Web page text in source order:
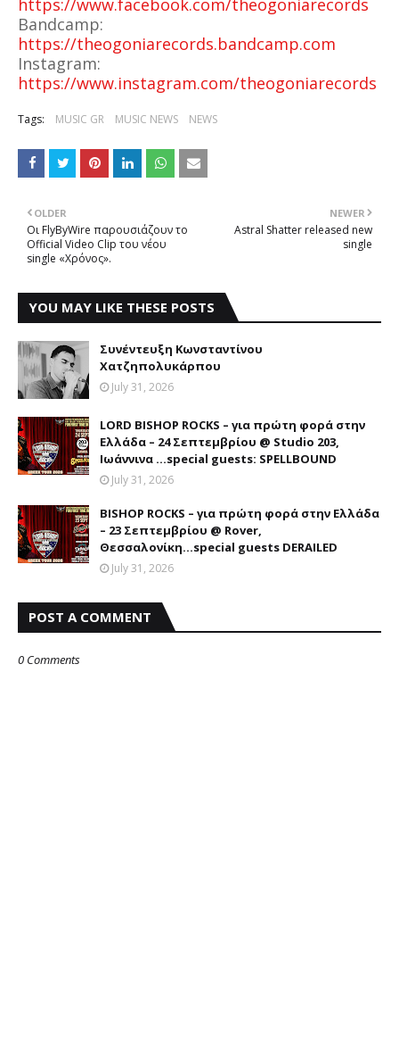
https://www.facebook.com/theogoniarecords
Bandcamp:
https://theogoniarecords.bandcamp.com
Instagram:
https://www.instagram.com/theogoniarecords
Tags: MUSIC GR MUSIC NEWS NEWS
NEWER
Astral Shatter released new
single
OLDER
Οι FlyByWire παρουσιάζουν το
Official Video Clip του νέου
single «Χρόνος».
YOU MAY LIKE THESE POSTS
Συνέντευξη Κωνσταντίνου
Χατζηπολυκάρπου
July 31, 2026
LORD BISHOP ROCKS – για πρώτη φορά στην
Ελλάδα – 24 Σεπτεμβρίου @ Studio 203,
Ιωάννινα …special guests: SPELLBOUND
July 31, 2026
BISHOP ROCKS – για πρώτη φορά στην Ελλάδα
– 23 Σεπτεμβρίου @ Rover,
Θεσσαλονίκη...special guests DERAILED
July 31, 2026
POST A COMMENT
0 Comments